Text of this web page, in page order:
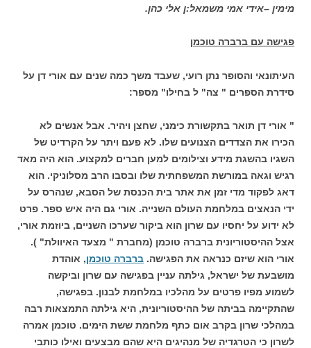
מימין –אידי אמי משמאל:ן אלי כהן.
פגישה עם ברברה טוכמן
העיתונאי והסופר נתן רועי, שעבד משך כמה שנים עם אורי דן על
סידרת הספרים " צה" ל בחילו" מספר:
" אורי דן תואר בתקשורת כימני, שחצן ויהיר. אבל אנשים לא
הכירו את הצדדים הצנועים שלו. לא פעם ויתר על הקרדיט של
השגיו בהשגת מידע וצילומים למען חברים למקצוע. הוא היה מאד
רגיש וגאה במורשת המשפחתית שלו ובסבו הרב מסלוניקי. הוא
דאג לפקוד מדי זמן את אתר בית הכנסת של הסבא, שנהרס על
ידי הנאצים במלחמת העולם השנייה. אורי גם היה איש ספר. פרט
לא ידוע על יחסיו עם שרון הוא ביקור שערכו השניים, ביוזמת אורי,
אצל ההיסטוריונית ברברה טוכמן (מחברת " מצעד האיוולת" ).
אורי הוא שיזם כנראה את הפגישה. ברברה טוכמן, אוהדת
מושבעת של ישראל, גילתה עניין בפגישה עם שרון וביקשה
לשמוע מפיו פרטים על מהלכיו במלחמת לבנון. בפגישה,
שהתקיימה בביתה של ההיסטוריונית, היא גילתה התמצאות רבה
במהלכי שרון בקרב אום כתף מלחמת ששת הימים. טוכמן אמרה
לשרון כי הטרגדיה של מנהיגים היא שהם מבצעים ואילו כותבי